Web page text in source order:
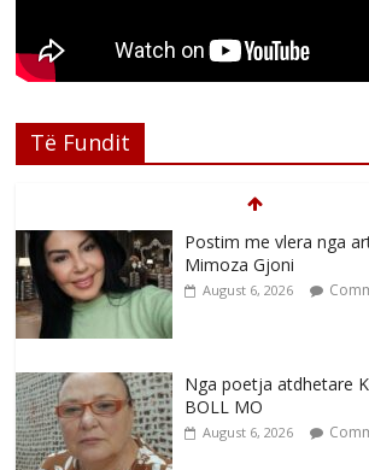
Të Fundit
Postim me vlera nga
Mimoza Gjoni
August 6, 2026
Nga poetja atdhetare
BOLL MO
August 6, 2026